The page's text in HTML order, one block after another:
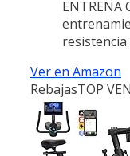
ENTRENA
Ver en Amazon
RebajasTOP